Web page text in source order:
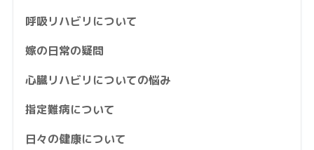
呼吸リハビリについて
嫁の日常の疑問
心臓リハビリについての悩み
指定難病について
日々の健康について